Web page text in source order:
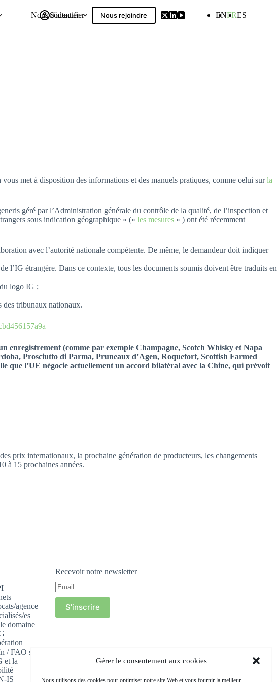
Gérer le consentement aux cookies
Nous utilisons des cookies pour optimiser notre site Web et vous fournir la meilleur
Nous contacter
S'identifier Nous rejoindre ENFRES
met à disposition des informations et des manuels pratiques, comme celui surla
géré par l’Administration générale du contrôle de la qualité, de l’inspection et
sous indication géographique » (« les mesures » ) ont été récemment
avec l’autorité nationale compétente. De même, le demandeur doit indiquer
l’IG étrangère. Dans ce contexte, tous les documents soumis doivent être traduits en
logo IG ;
des tribunaux nationaux.
enregistrement (comme par exemple Champagne, Scotch Whisky et Napa
Prosciutto di Parma, Pruneaux d’Agen, Roquefort, Scottish Farmed
que l’UE négocie actuellement un accord bilatéral avec la Chine, qui prévoit
prix internationaux, la prochaine génération de producteurs, les changements
à 15 prochaines années.
agence
es
domaine
/ FAO sur
et la
IS
Recevoir notre newsletter
S'inscrire